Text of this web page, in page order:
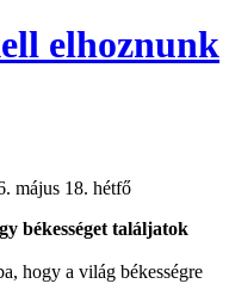
elhoznunk
május 18. hétfő
békességet találjatok
hogy a világ békességre